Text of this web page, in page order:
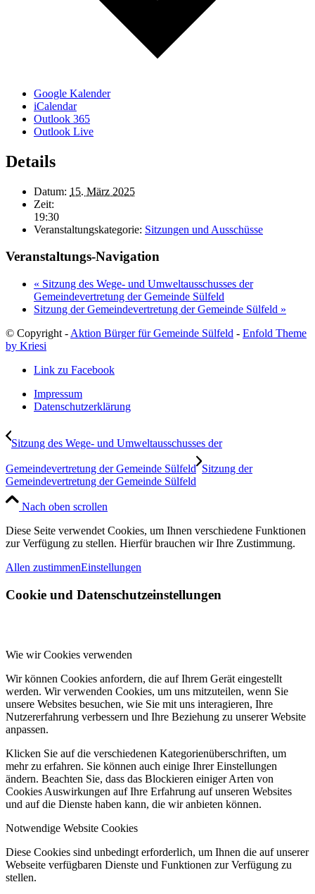
Google Kalender
iCalendar
Outlook 365
Outlook Live
Details
Datum: 15. März 2025
Zeit:
19:30
Veranstaltungskategorie: Sitzungen und Ausschüsse
Veranstaltungs-Navigation
« Sitzung des Wege- und Umweltausschusses der
Gemeindevertretung der Gemeinde Sülfeld
Sitzung der Gemeindevertretung der Gemeinde Sülfeld »
© Copyright - Aktion Bürger für Gemeinde Sülfeld - Enfold Theme
by Kriesi
Link zu Facebook
Impressum
Datenschutzerklärung
Sitzung des Wege- und Umweltausschusses der
Gemeindevertretung der Gemeinde Sülfeld Sitzung der
Gemeindevertretung der Gemeinde Sülfeld
Nach oben scrollen
Diese Seite verwendet Cookies, um Ihnen verschiedene Funktionen
zur Verfügung zu stellen. Hierfür brauchen wir Ihre Zustimmung.
Allen zustimmenEinstellungen
Cookie und Datenschutzeinstellungen
Wie wir Cookies verwenden
Wir können Cookies anfordern, die auf Ihrem Gerät eingestellt
werden. Wir verwenden Cookies, um uns mitzuteilen, wenn Sie
unsere Websites besuchen, wie Sie mit uns interagieren, Ihre
Nutzererfahrung verbessern und Ihre Beziehung zu unserer Website
anpassen.
Klicken Sie auf die verschiedenen Kategorienüberschriften, um
mehr zu erfahren. Sie können auch einige Ihrer Einstellungen
ändern. Beachten Sie, dass das Blockieren einiger Arten von
Cookies Auswirkungen auf Ihre Erfahrung auf unseren Websites
und auf die Dienste haben kann, die wir anbieten können.
Notwendige Website Cookies
Diese Cookies sind unbedingt erforderlich, um Ihnen die auf unserer
Webseite verfügbaren Dienste und Funktionen zur Verfügung zu
stellen.